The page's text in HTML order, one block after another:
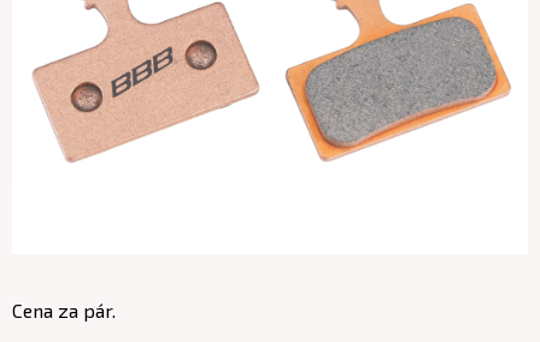
Cena za pár.